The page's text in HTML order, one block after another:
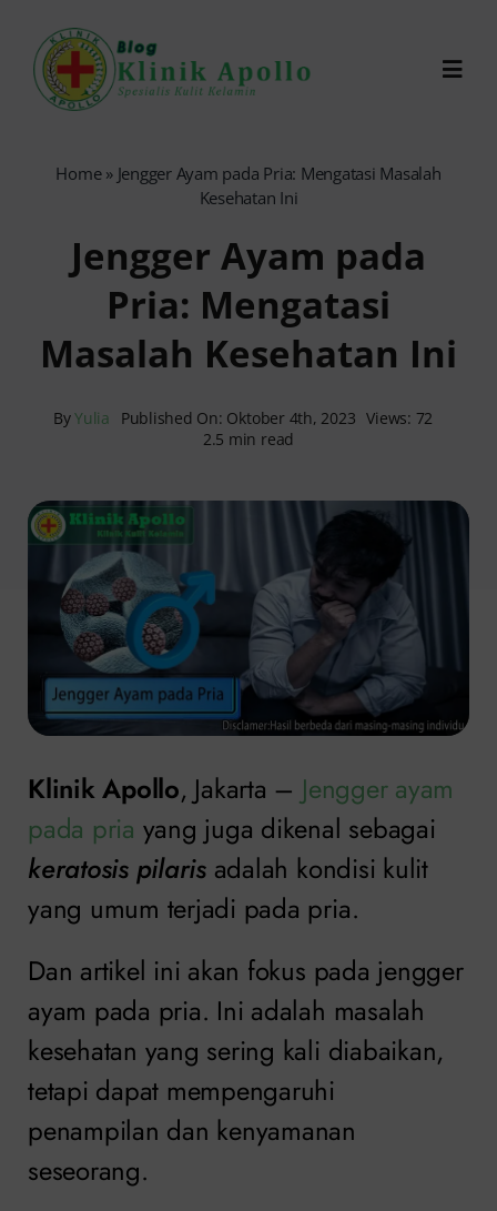
content
Reservasi Online
Search
Home» Jengger Ayam pada Pria: Mengatasi Masalah
Kesehatan Ini
Jengger Ayam pada
Pria: Mengatasi
Masalah Kesehatan Ini
ByYulia Published On: Oktober 4th, 2023 Views: 72
2.5 min read
Klinik Apollo, Jakarta – Jengger ayam
pada pria yang juga dikenal sebagai
keratosis pilarisadalah kondisi kulit
yang umum terjadi pada pria.
Dan artikel ini akan fokus pada jengger
ayam pada pria. Ini adalah masalah
kesehatan yang sering kali diabaikan,
tetapi dapat mempengaruhi
penampilan dan kenyamanan
seseorang.